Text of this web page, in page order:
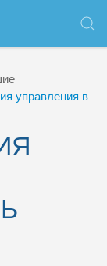
управления в